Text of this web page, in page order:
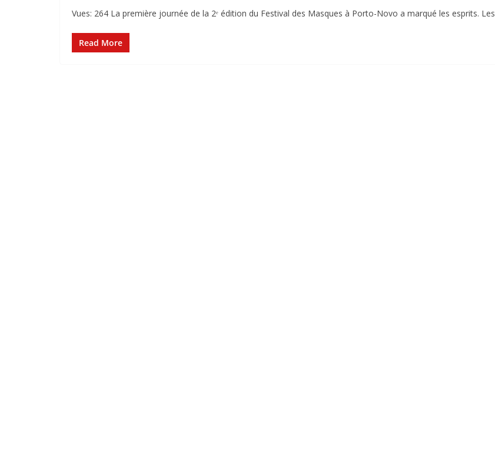
Vues: 264 La première journée de la 2ᵉ édition du Festival des Masques à Porto-Novo a marqué les esprits. Les
Read More